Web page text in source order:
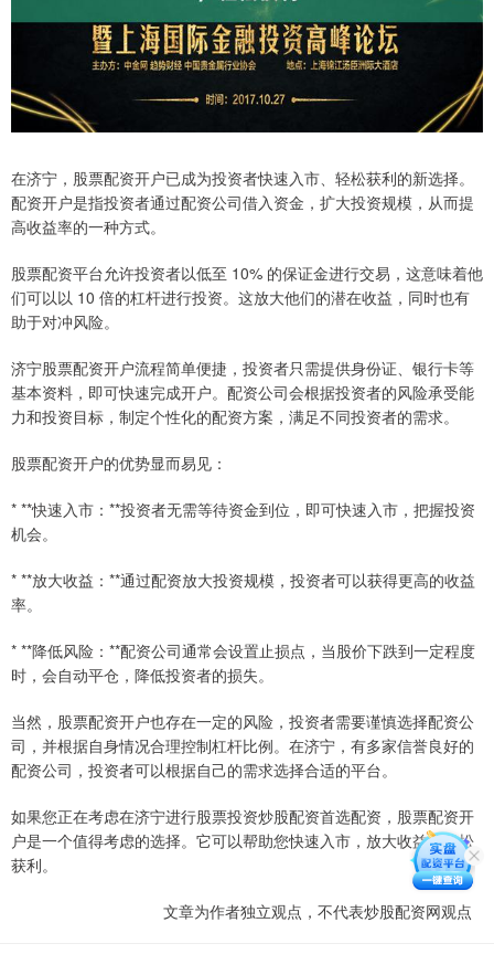
在济宁，股票配资开户已成为投资者快速入市、轻松获利的新选择。
配资开户是指投资者通过配资公司借入资金，扩大投资规模，从而提
高收益率的一种方式。
股票配资平台允许投资者以低至 10% 的保证金进行交易，这意味着他
们可以以 10 倍的杠杆进行投资。这放大他们的潜在收益，同时也有
助于对冲风险。
济宁股票配资开户流程简单便捷，投资者只需提供身份证、银行卡等
基本资料，即可快速完成开户。配资公司会根据投资者的风险承受能
力和投资目标，制定个性化的配资方案，满足不同投资者的需求。
股票配资开户的优势显而易见：
* **快速入市：**投资者无需等待资金到位，即可快速入市，把握投资
机会。
* **放大收益：**通过配资放大投资规模，投资者可以获得更高的收益
率。
* **降低风险：**配资公司通常会设置止损点，当股价下跌到一定程度
时，会自动平仓，降低投资者的损失。
当然，股票配资开户也存在一定的风险，投资者需要谨慎选择配资公
司，并根据自身情况合理控制杠杆比例。在济宁，有多家信誉良好的
配资公司，投资者可以根据自己的需求选择合适的平台。
如果您正在考虑在济宁进行股票投资炒股配资首选配资，股票配资开
户是一个值得考虑的选择。它可以帮助您快速入市，放大收益，轻松
获利。
文章为作者独立观点，不代表炒股配资网观点